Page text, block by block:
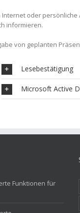
oder persönliche
informieren.
von geplanten
Lesebestätigung
Microsoft Active
Funktionen für